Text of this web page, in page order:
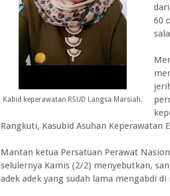
Kabid keperawatan RSUD Langsa Marsiah.
60
Rangkuti, Kasubid Asuhan Keperawatan
Mantan ketua Persatuan Perawat
selulernya Kamis (2/2) menyebutkan,
adek adek yang sudah lama mengabdi